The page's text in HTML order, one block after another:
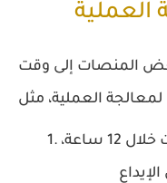
العملية
المنصات إلى وقت
بعض المنصات تعالج التحويلات خلال 12 ساعة،